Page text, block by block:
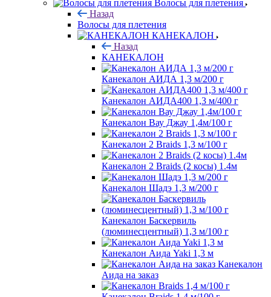
Волосы для плетения
Назад
Волосы для плетения
КАНЕКАЛОН
Назад
КАНЕКАЛОН
Канекалон АИДА 1,3 м/200 г
Канекалон АИДА400 1,3 м/400 г
Канекалон Вау Джау 1,4м/100 г
Канекалон 2 Braids 1,3 м/100 г
Канекалон 2 Braids (2 косы) 1.4м
Канекалон Шадэ 1,3 м/200 г
Канекалон Баскервиль
(люминесцентный) 1,3 м/100 г
Канекалон Аида Yaki 1,3 м
Канекалон
Аида на заказ